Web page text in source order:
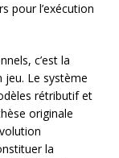
pour l’exécution
c’est la
jeu. Le système
rétributif et
originale
la